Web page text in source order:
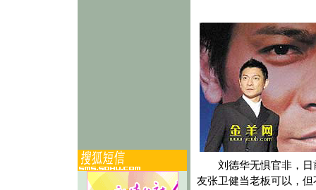
刘德华无惧官非，日
友张卫健当老板可以，